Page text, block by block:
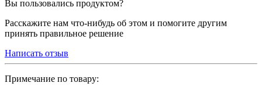
Вы пользовались продуктом?
Расскажите нам что-нибудь об этом и помогите другим
принять правильное решение
Написать отзыв
Примечание по товару: